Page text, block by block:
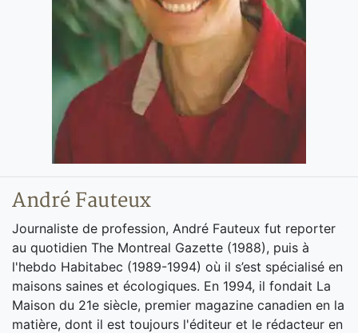
André Fauteux
Journaliste de profession, André Fauteux fut reporter
au quotidien The Montreal Gazette (1988), puis à
l'hebdo Habitabec (1989-1994) où il s’est spécialisé en
maisons saines et écologiques. En 1994, il fondait La
Maison du 21e siècle, premier magazine canadien en la
matière, dont il est toujours l'éditeur et le rédacteur en